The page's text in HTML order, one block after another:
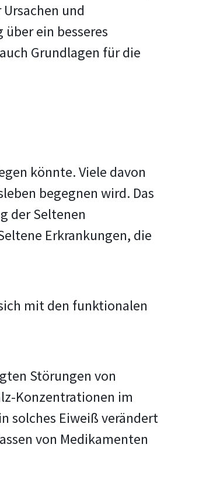
und
ein besseres
Grundlagen für die
könnte. Viele davon
begegnen wird. Das
der Seltenen
Erkrankungen, die
mit den funktionalen
Störungen von
Konzentrationen im
solches Eiweiß verändert
von Medikamenten